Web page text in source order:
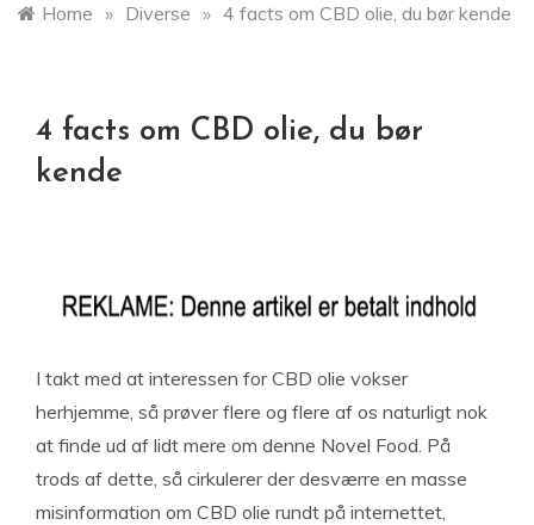
Home » Diverse » 4 facts om CBD olie, du bør kende
4 facts om CBD olie, du bør
kende
I takt med at interessen for CBD olie vokser
herhjemme, så prøver flere og flere af os naturligt nok
at finde ud af lidt mere om denne Novel Food. På
trods af dette, så cirkulerer der desværre en masse
misinformation om CBD olie rundt på internettet,